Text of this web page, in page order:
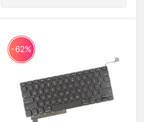
-62%